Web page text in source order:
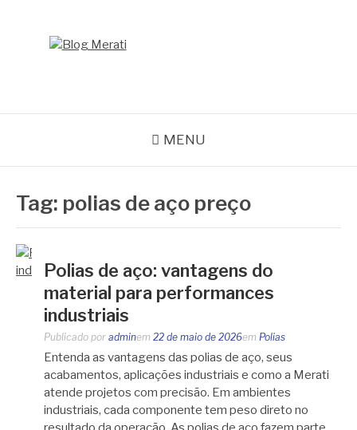
MENU
Tag: polias de aço preço
Polias de aço: vantagens do
material para performances
industriais
Publicado por adminem 22 de maio de 2026em Polias
Entenda as vantagens das polias de aço, seus
acabamentos, aplicações industriais e como a Merati
atende projetos com precisão. Em ambientes
industriais, cada componente tem peso direto no